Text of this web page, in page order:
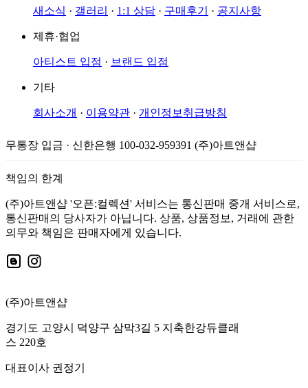
새소식 · 갤러리 · 1:1 상담 · 구매후기 · 공지사항
제휴·협업
아티스트 입점 · 브랜드 입점
기타
회사소개 · 이용약관 · 개인정보취급방침
무통장 입금 · 신한은행 100-032-959391 (주)아트앤샵
책임의 한계
(주)아트앤샵 '오픈:컬렉션' 서비스는 통신판매 중개 서비스로,
통신판매의 당사자가 아닙니다. 상품, 상품정보, 거래에 관한
의무와 책임은 판매자에게 있습니다.
(주)아트앤샵
경기도 고양시 덕양구 삼막3길 5 지축한강듀클래
스 220호
대표이사 권정기